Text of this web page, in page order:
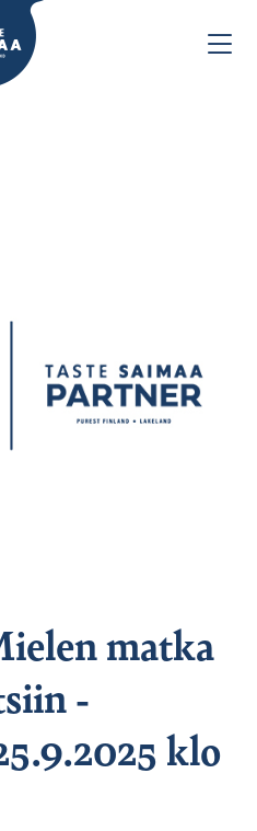
matka
-
klo